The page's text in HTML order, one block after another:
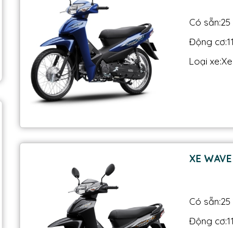
Có sẵn:25
Động cơ:
Loại xe:
XE
Có sẵn:25
Động cơ: